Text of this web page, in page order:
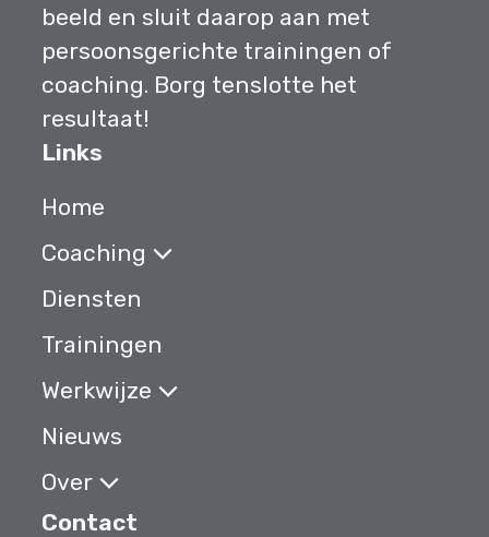
beeld en sluit daarop aan met
persoonsgerichte trainingen of
coaching. Borg tenslotte het
resultaat!
Links
Home
Coaching
Diensten
Trainingen
Werkwijze
Nieuws
Over
Contact